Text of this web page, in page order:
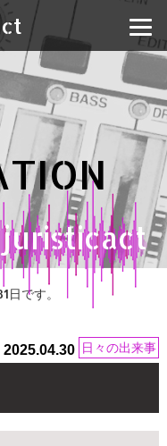
juristicact
日です。
2025.04.30 日々の出来事